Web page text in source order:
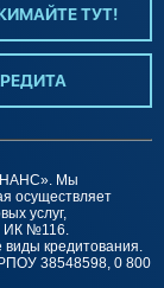
ТУТ!
Мы
осуществляет
услуг,
ИК №116.
виды кредитования.
38548598, 0 800